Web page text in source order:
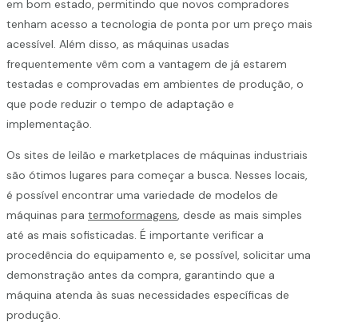
em bom estado, permitindo que novos compradores
tenham acesso a tecnologia de ponta por um preço mais
acessível. Além disso, as máquinas usadas
frequentemente vêm com a vantagem de já estarem
testadas e comprovadas em ambientes de produção, o
que pode reduzir o tempo de adaptação e
implementação.
Os sites de leilão e marketplaces de máquinas industriais
são ótimos lugares para começar a busca. Nesses locais,
é possível encontrar uma variedade de modelos de
máquinas para termoformagens, desde as mais simples
até as mais sofisticadas. É importante verificar a
procedência do equipamento e, se possível, solicitar uma
demonstração antes da compra, garantindo que a
máquina atenda às suas necessidades específicas de
produção.